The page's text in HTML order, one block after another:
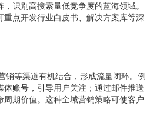
识别高搜索量低竞争度的蓝海领域。
点开发行业白皮书、解决方案库等深
销等渠道有机结合，形成流量闭环。例
账号，引导用户关注；通过邮件推送
期价值。这种全域营销策略可使客户